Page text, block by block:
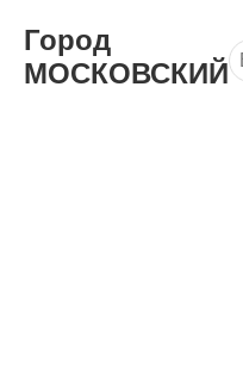
Город
МОСКОВСКИЙ